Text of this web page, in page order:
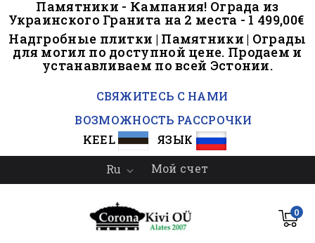
Памятники - Кампания! Ограда из
Украинского Гранита на 2 места - 1 499,00€
Надгробные плитки | Памятники | Ограды
для могил по доступной цене. Продаем и
устанавливаем по всей Эстонии.
СВЯЖИТЕСЬ С НАМИ
ВОЗМОЖНОСТЬ РАССРОЧКИ
KEEL
ЯЗЫК
Мой счет
Ru 
0